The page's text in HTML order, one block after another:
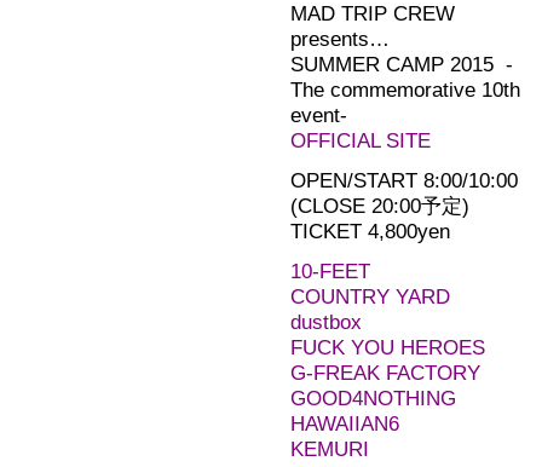
MAD TRIP CREW
presents…
SUMMER CAMP 2015 -
The commemorative 10th
event-
OFFICIAL SITE
OPEN/START 8:00/10:00
(CLOSE 20:00予定)
TICKET 4,800yen
10-FEET
COUNTRY YARD
dustbox
FUCK YOU HEROES
G-FREAK FACTORY
GOOD4NOTHING
HAWAIIAN6
KEMURI